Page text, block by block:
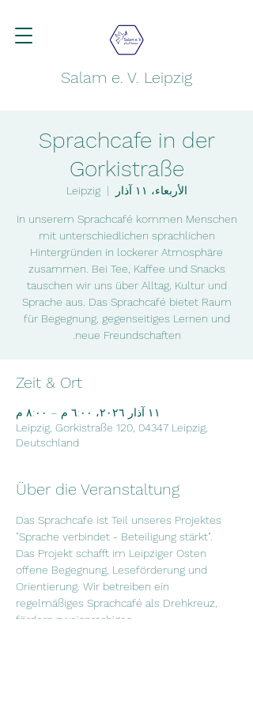
Salam e. V. Leipzig
Sprachcafe in der
Gorkistraße
الأربعاء، ١١ آذار
  |
Leipzig
In unserem Sprachcafé kommen Menschen
mit unterschiedlichen sprachlichen
Hintergründen in lockerer Atmosphäre
zusammen. Bei Tee, Kaffee und Snacks
tauschen wir uns über Alltag, Kultur und
Sprache aus. Das Sprachcafé bietet Raum
für Begegnung, gegenseitiges Lernen und
neue Freundschaften.
Zeit & Ort
١١ آذار ٢٠٢٦، ٦:٠٠ م – ٨:٠٠ م
Leipzig, Gorkistraße 120, 04347 Leipzig,
Deutschland
Über die Veranstaltung
Das Sprachcafe ist Teil unseres Projektes
"Sprache verbindet - Beteiligung stärkt".
Das Projekt schafft im Leipziger Osten
offene Begegnung, Leseförderung und
Orientierung. Wir betreiben ein
regelmäßiges Sprachcafé als Drehkreuz,
fördern zweisprachiges